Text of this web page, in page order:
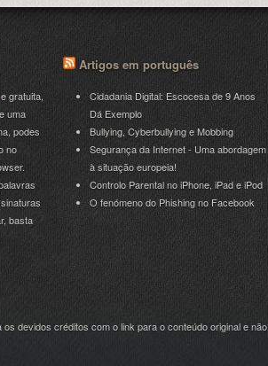
gratuita,
uma
podes
no
basta
Artigos em português
Cidadania Digital: Escocesa de 9 Anos
Dá Exemplo
Bullying, Cyberbullying e Mobbing
Segurança da Internet - Uma abordagem
à situação europeia!
Controlo Parental no iPhone, iPad e iPod
O fenómeno do Phishing no Facebook
devidos créditos com o link para o conteúdo original e não